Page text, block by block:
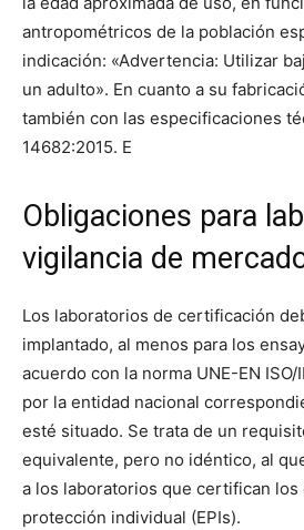
antropométricos de la población
indicación: «Advertencia: Utilizar
un adulto». En cuanto a su
también con las especificaciones
14682:2015. E
Obligaciones para
vigilancia de
Los laboratorios de certificación
implantado, al menos para los
acuerdo con la norma UNE-EN
por la entidad nacional
esté situado. Se trata de un
equivalente, pero no idéntico, al
a los laboratorios que certifican los
protección individual (EPIs).